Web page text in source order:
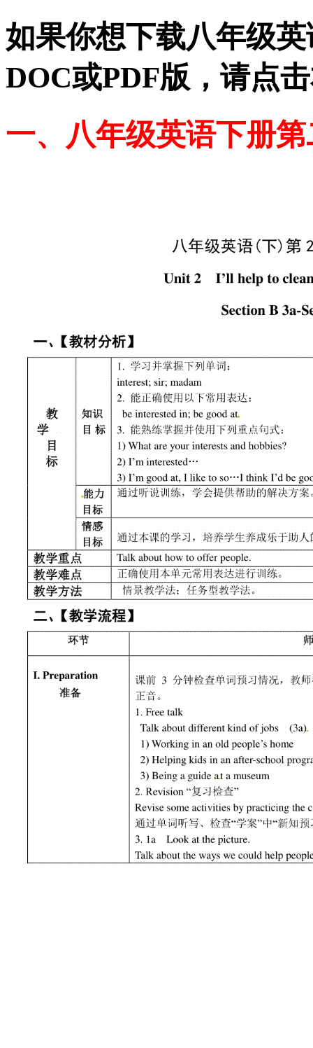
如果你想下载八年级
DOC或PDF版，请点
一、八年级英语下册